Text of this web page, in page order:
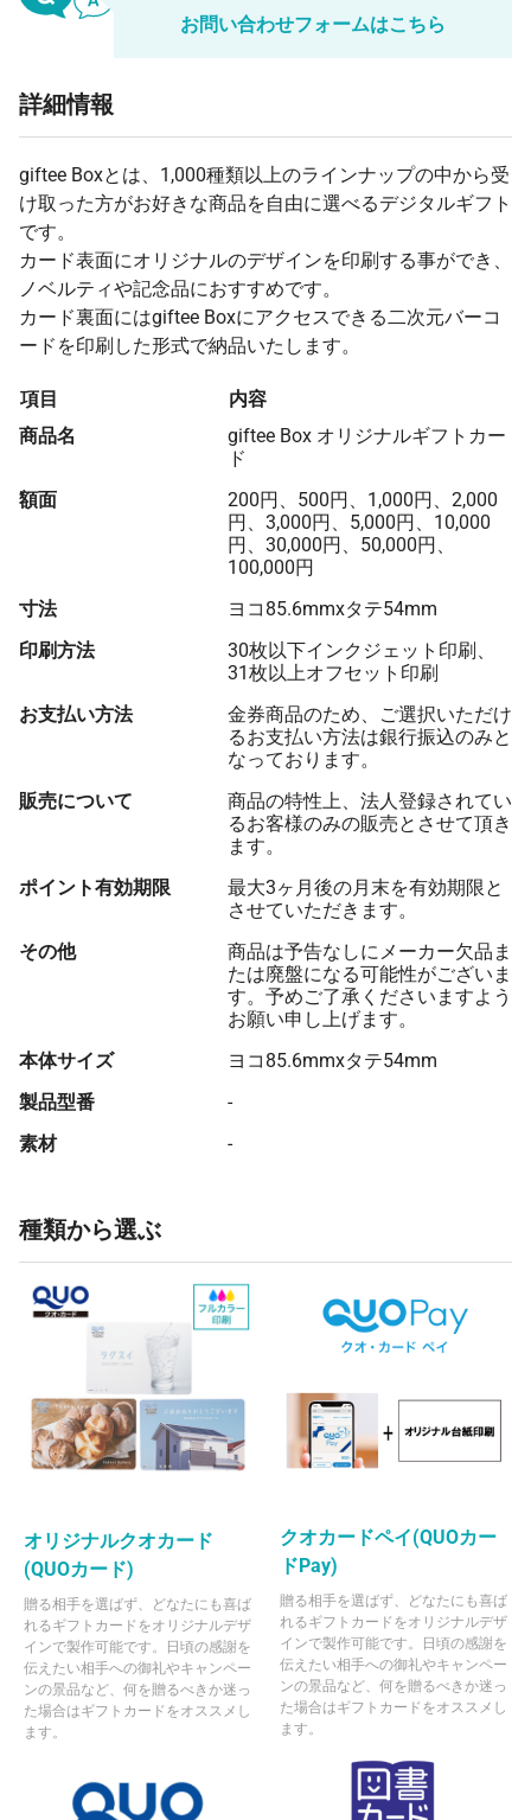
お問い合わせフォームはこちら
詳細情報
giftee Boxとは、1,000種類以上のラインナップの中から受
け取った方がお好きな商品を自由に選べるデジタルギフト
です。
カード表面にオリジナルのデザインを印刷する事ができ、
ノベルティや記念品におすすめです。
カード裏面にはgiftee Boxにアクセスできる二次元バーコ
ードを印刷した形式で納品いたします。
項目
内容
商品名
giftee Box オリジナルギフトカー
ド
額面
200円、500円、1,000円、2,000
円、3,000円、5,000円、10,000
円、30,000円、50,000円、
100,000円
寸法
ヨコ85.6mmxタテ54mm
印刷方法
30枚以下インクジェット印刷、
31枚以上オフセット印刷
お支払い方法
金券商品のため、ご選択いただけ
るお支払い方法は銀行振込のみと
なっております。
販売について
商品の特性上、法人登録されてい
るお客様のみの販売とさせて頂き
ます。
ポイント有効期限
最大3ヶ月後の月末を有効期限と
させていただきます。
その他
商品は予告なしにメーカー欠品ま
たは廃盤になる可能性がございま
す。予めご了承くださいますよう
お願い申し上げます。
本体サイズ
ヨコ85.6mmxタテ54mm
製品型番
-
素材
-
種類から選ぶ
オリジナルクオカード
(QUOカード)
贈る相手を選ばず、どなたにも喜ば
れるギフトカードをオリジナルデザ
インで製作可能です。日頃の感謝を
伝えたい相手への御礼やキャンペー
ンの景品など、何を贈るべきか迷っ
た場合はギフトカードをオススメし
ます。
クオカードペイ(QUOカー
ドPay)
贈る相手を選ばず、どなたにも喜ば
れるギフトカードをオリジナルデザ
インで製作可能です。日頃の感謝を
伝えたい相手への御礼やキャンペー
ンの景品など、何を贈るべきか迷っ
た場合はギフトカードをオススメし
ます。